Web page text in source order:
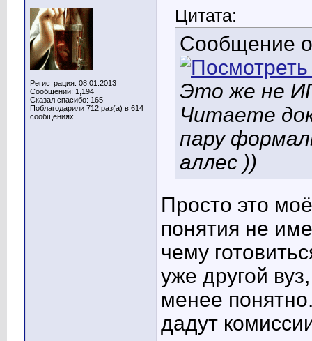
Регистрация: 08.01.2013
Сообщений: 1,194
Сказал спасибо: 165
Поблагодарили 712 раз(а) в 614
сообщениях
Цитата:
Сообщение
Это же не
Читаете
пару
аллес ))
Просто это
понятия не
чему
уже другой
менее
дадут